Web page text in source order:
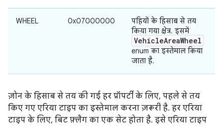
WHEEL 0x07000000
पहियों के हिसाब से तय
किया गया क्षेत्र. इसमें
VehicleAreaWheel
enum का इस्तेमाल किया
जाता है.
ज़ोन के हिसाब से तय की गई हर प्रॉपर्टी के लिए, पहले से तय
किए गए एरिया टाइप का इस्तेमाल करना ज़रूरी है. हर एरिया
टाइप के लिए, बिट फ़्लैग का एक सेट होता है. इसे एरिया टाइप